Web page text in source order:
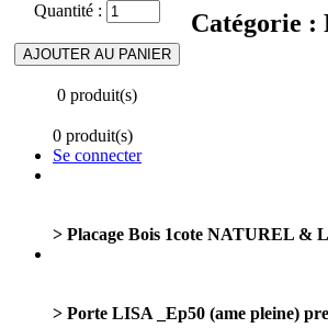
Quantité :
0 produit(s)
Catégorie :
0 produit(s)
Se connecter
> Placage Bois 1cote NATUREL &
> Porte LISA _Ep50 (ame pleine)